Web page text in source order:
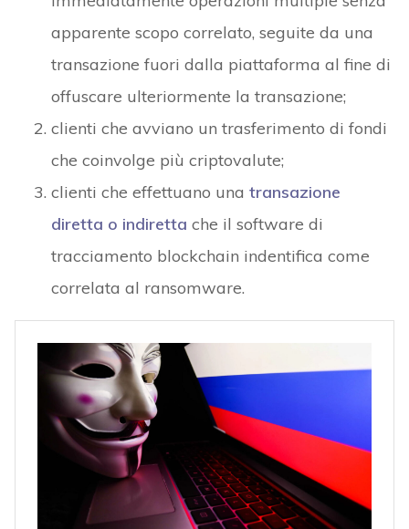
apparente scopo correlato, seguite da una
transazione fuori dalla piattaforma al fine di
offuscare ulteriormente la transazione;
clienti che avviano un trasferimento di fondi
che coinvolge più criptovalute;
clienti che effettuano una transazione
diretta o indiretta che il software di
tracciamento blockchain indentifica come
correlata al ransomware.